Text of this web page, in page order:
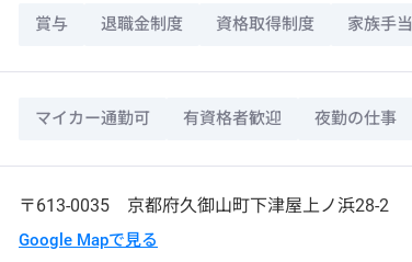
賞与 退職金制度 資格取得制度 家族手当
マイカー通勤可 有資格者歓迎 夜勤の仕事
〒613-0035 京都府久御山町下津屋上ノ浜28-2
Google Mapで見る